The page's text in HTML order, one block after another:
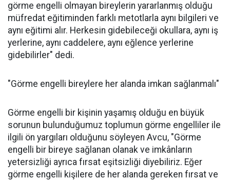
görme engelli olmayan bireylerin yararlanmış olduğu
müfredat eğitiminden farklı metotlarla aynı bilgileri ve
aynı eğitimi alır. Herkesin gidebileceği okullara, aynı iş
yerlerine, aynı caddelere, aynı eğlence yerlerine
gidebilirler" dedi.
"Görme engelli bireylere her alanda imkan sağlanmalı"
Görme engelli bir kişinin yaşamış olduğu en büyük
sorunun bulunduğumuz toplumun görme engelliler ile
ilgili ön yargıları olduğunu söyleyen Avcu, "Görme
engelli bir bireye sağlanan olanak ve imkânların
yetersizliği ayrıca fırsat eşitsizliği diyebiliriz. Eğer
görme engelli kişilere de her alanda gereken fırsat ve